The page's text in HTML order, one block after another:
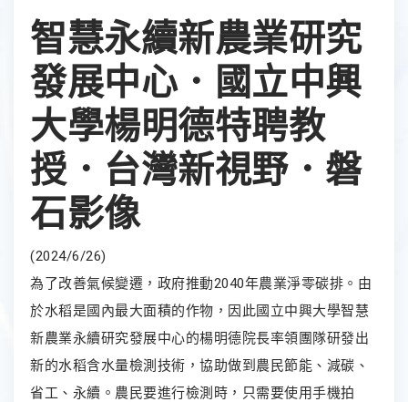
智慧永續新農業研究
發展中心．國立中興
大學楊明德特聘教
授．台灣新視野．磐
石影像
(2024/6/26)
為了改善氣候變遷，政府推動2040年農業淨零碳排。由
於水稻是國內最大面積的作物，因此國立中興大學智慧
新農業永續研究發展中心的楊明德院長率領團隊研發出
新的水稻含水量檢測技術，協助做到農民節能、減碳、
省工、永續。農民要進行檢測時，只需要使用手機拍